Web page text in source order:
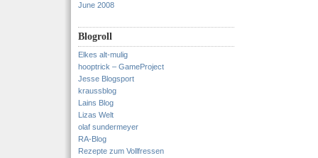
June 2008
Blogroll
Elkes alt-mulig
hooptrick – GameProject
Jesse Blogsport
kraussblog
Lains Blog
Lizas Welt
olaf sundermeyer
RA-Blog
Rezepte zum Vollfressen